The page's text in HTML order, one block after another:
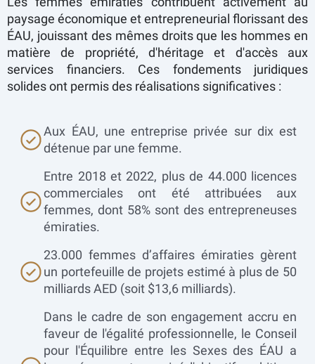
paysage économique et entrepreneurial florissant des
ÉAU, jouissant des mêmes droits que les hommes en
matière de propriété, d'héritage et d'accès aux
services financiers. Ces fondements juridiques
solides ont permis des réalisations significatives :
Aux ÉAU, une entreprise privée sur dix est
détenue par une femme.
Entre 2018 et 2022, plus de 44.000 licences
commerciales ont été attribuées aux
femmes, dont 58% sont des entrepreneuses
émiraties.
23.000 femmes d’affaires émiraties gèrent
un portefeuille de projets estimé à plus de 50
milliards AED (soit $13,6 milliards).
Dans le cadre de son engagement accru en
faveur de l'égalité professionnelle, le Conseil
pour l'Équilibre entre les Sexes des ÉAU a